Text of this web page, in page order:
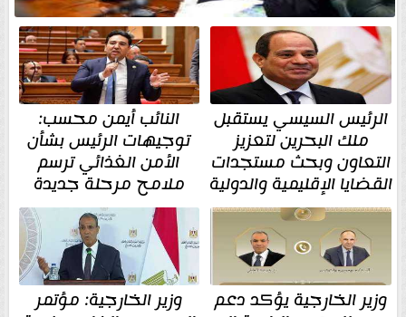
الرئيس السيسي يستقبل
ملك البحرين لتعزيز
التعاون وبحث مستجدات
القضايا الإقليمية والدولية
النائب أيمن محسب:
توجيهات الرئيس بشأن
الأمن الغذائي ترسم
ملامح مرحلة جديدة
وزير الخارجية يؤكد دعم وزير الخارجية: مؤتمر